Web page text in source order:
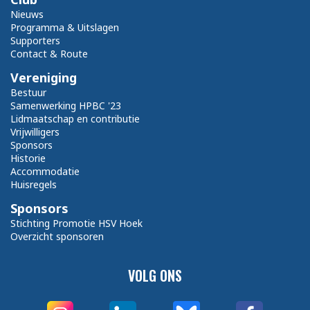
VOLG ONS
Nieuws
Programma & Uitslagen
Supporters
Contact & Route
Vereniging
Bestuur
Samenwerking HPBC '23
Lidmaatschap en contributie
Vrijwilligers
Sponsors
Historie
Accommodatie
Huisregels
Sponsors
Stichting Promotie HSV Hoek
Overzicht sponsoren